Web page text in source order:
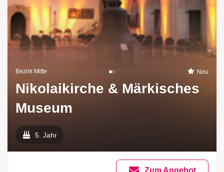
Bezirk Mitte Neu
Nikolaikirche & Märkisches
Museum
5. Jahr
Zum Angebot